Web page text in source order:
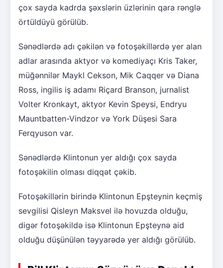
çox sayda kadrda şəxslərin üzlərinin qara rənglə
örtüldüyü görülüb.
Sənədlərdə adı çəkilən və fotoşəkillərdə yer alan
adlar arasında aktyor və komediyaçı Kris Taker,
müğənnilər Maykl Cekson, Mik Caqqer və Diana
Ross, ingilis iş adamı Riçard Branson, jurnalist
Volter Kronkayt, aktyor Kevin Speysi, Endryu
Mauntbatten-Vindzor və York Düşesi Sara
Ferqyuson var.
Sənədlərdə Klintonun yer aldığı çox sayda
fotoşəkilin olması diqqət çəkib.
Fotoşəkillərin birində Klintonun Epşteynin keçmiş
sevgilisi Qisleyn Maksvel ilə hovuzda olduğu,
digər fotoşəkildə isə Klintonun Epşteynə aid
olduğu düşünülən təyyarədə yer aldığı görülüb.